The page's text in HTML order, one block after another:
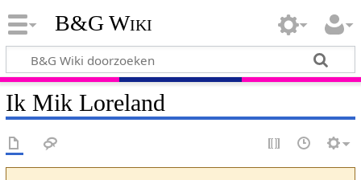
B&G Wiki
Ik Mik Loreland